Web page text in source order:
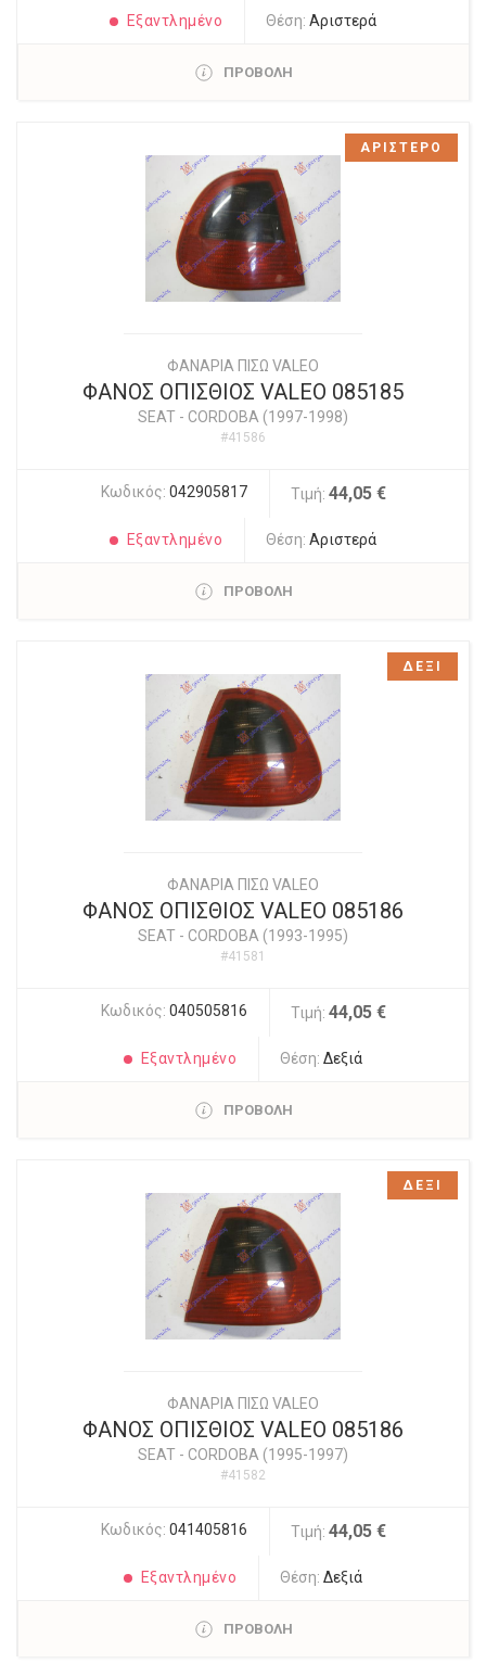
Εξαντλημένο Θέση:Αριστερά
ΠΡΟΒΟΛΗ
ΦΑΝΑΡΙΑ ΠΙΣΩ VALEO
ΦΑΝΟΣ ΟΠΙΣΘΙΟΣ VALEO 085185
SEAT - CORDOBA (1997-1998)
#41586
Κωδικός: 042905817 Τιμή: 44,05 €
Εξαντλημένο Θέση:Αριστερά
ΠΡΟΒΟΛΗ
ΑΡΙΣΤΕΡΟ
ΦΑΝΑΡΙΑ ΠΙΣΩ VALEO
ΦΑΝΟΣ ΟΠΙΣΘΙΟΣ VALEO 085186
SEAT - CORDOBA (1993-1995)
#41581
Κωδικός: 040505816 Τιμή: 44,05 €
Εξαντλημένο Θέση:Δεξιά
ΠΡΟΒΟΛΗ
ΔΕΞΙ
ΦΑΝΑΡΙΑ ΠΙΣΩ VALEO
ΦΑΝΟΣ ΟΠΙΣΘΙΟΣ VALEO 085186
SEAT - CORDOBA (1995-1997)
#41582
Κωδικός: 041405816 Τιμή: 44,05 €
Εξαντλημένο Θέση:Δεξιά
ΠΡΟΒΟΛΗ
ΔΕΞΙ